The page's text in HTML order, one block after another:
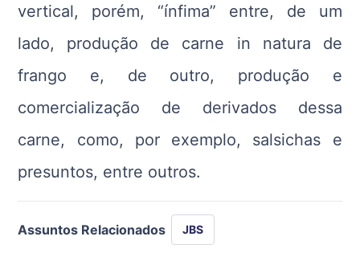
vertical, porém, “ínfima” entre, de um
lado, produção de carne in natura de
frango e, de outro, produção e
comercialização de derivados dessa
carne, como, por exemplo, salsichas e
presuntos, entre outros.
Assuntos Relacionados JBS